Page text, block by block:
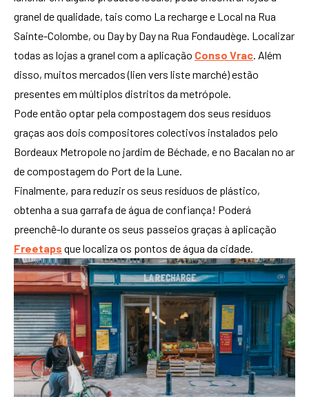
granel de qualidade, tais como La recharge e Local na Rua
Sainte-Colombe, ou Day by Day na Rua Fondaudège. Localizar
todas as lojas a granel com a aplicação Conso Vrac . Além
disso, muitos mercados (lien vers liste marché) estão
presentes em múltiplos distritos da metrópole.
Pode então optar pela compostagem dos seus resíduos
graças aos dois compositores colectivos instalados pelo
Bordeaux Metropole no jardim de Béchade, e no Bacalan no ar
de compostagem do Port de la Lune.
Finalmente, para reduzir os seus resíduos de plástico,
obtenha a sua garrafa de água de confiança! Poderá
preenchê-lo durante os seus passeios graças à aplicação
Freetaps que localiza os pontos de água da cidade.